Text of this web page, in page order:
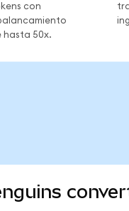
con
hasta 50x.